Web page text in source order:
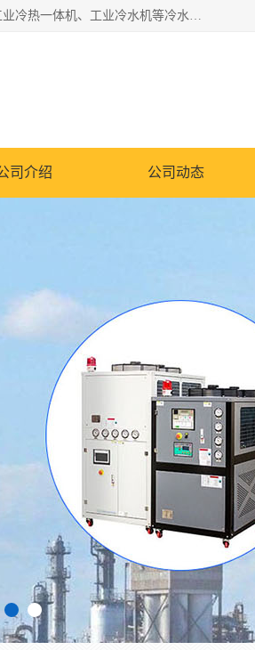
南京康嘉温控设备有限公司是一家工业冷水机厂家，主营产品：低温冷水机、防爆冷水机、工业冷热一体机、工业冷水机等冷水机，公司依托南京工业大学的技术，汇集众多业内技术，不断管理模式，使得我们的产品始终处于国内成员之一水平，在业界享有很高赞誉，是欧洲、北美、中东、东南亚等多个国家和地区。
司介绍 公司动态